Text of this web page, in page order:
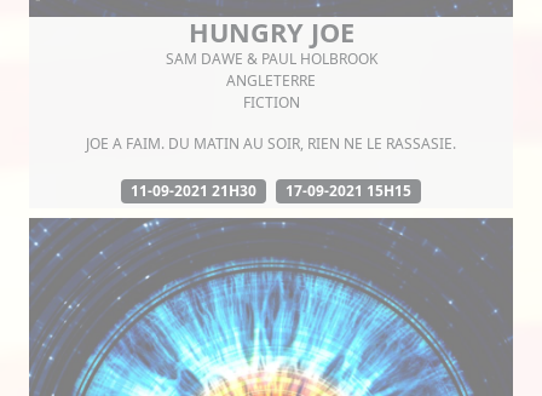
HUNGRY JOE
SAM DAWE & PAUL HOLBROOK
ANGLETERRE
FICTION
JOE A FAIM. DU MATIN AU SOIR, RIEN NE LE RASSASIE.
11-09-2021 21H30 17-09-2021 15H15